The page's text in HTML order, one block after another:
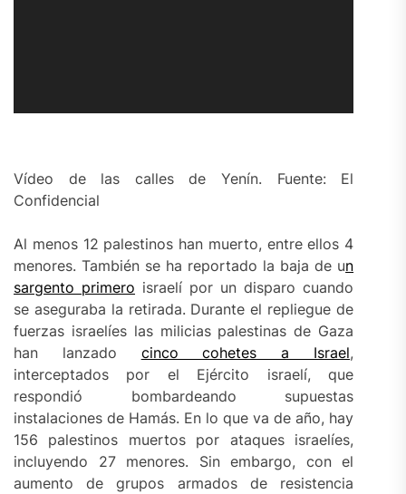
Vídeo de las calles de Yenín. Fuente: El
Confidencial
Al menos 12 palestinos han muerto, entre ellos 4
menores. También se ha reportado la baja de un
sargento primero israelí por un disparo cuando
se aseguraba la retirada. Durante el repliegue de
fuerzas israelíes las milicias palestinas de Gaza
han lanzado cinco cohetes a Israel,
interceptados por el Ejército israelí, que
respondió bombardeando supuestas
instalaciones de Hamás. En lo que va de año, hay
156 palestinos muertos por ataques israelíes,
incluyendo 27 menores. Sin embargo, con el
aumento de grupos armados de resistencia